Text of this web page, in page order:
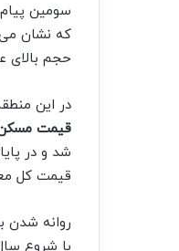
سومین
حجم بالای
در این منطقه میانگین
قیمت
قیمت کل